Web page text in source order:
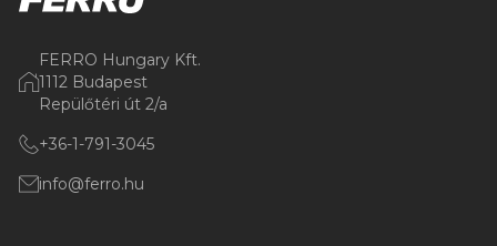
FERRO Hungary Kft.
1112 Budapest
Repülőtéri út 2/a
+36-1-791-3045
info@ferro.hu